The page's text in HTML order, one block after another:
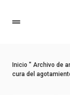
Inicio " Archivo de
cura del